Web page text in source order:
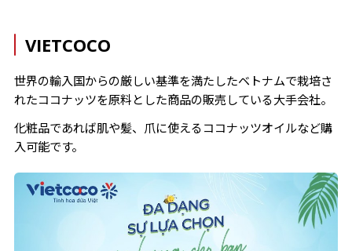
VIETCOCO
世界の輸入国からの厳しい基準を満たしたベトナムで栽培さ
れたココナッツを原料とした商品の販売している大手会社。
化粧品であれば肌や髪、爪に使えるココナッツオイルなど購
入可能です。